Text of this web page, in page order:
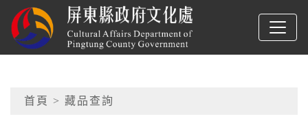
跳到主要內容
屏東縣政府文化處
網頁導覽
首頁 > 藏品查詢